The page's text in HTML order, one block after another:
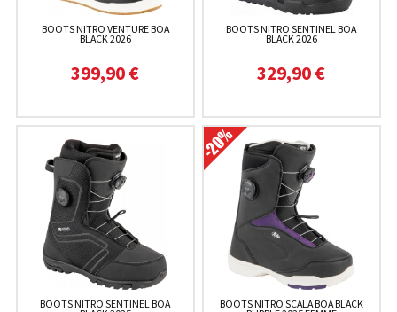
BOOTS NITRO VENTURE BOA
BLACK 2026
399,90 €
BOOTS NITRO SENTINEL BOA
BLACK 2026
329,90 €
BOOTS NITRO SENTINEL BOA BOOTS NITRO SCALA BOA BLACK